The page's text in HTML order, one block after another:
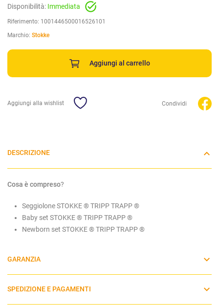
Disponibilità: Immediata
Riferimento: 1001446500016526101
Marchio: Stokke
Aggiungi al carrello
Aggiungi alla wishlist Condividi
DESCRIZIONE
Cosa è compreso?
Seggiolone STOKKE ® TRIPP TRAPP ®
Baby set STOKKE ® TRIPP TRAPP ®
Newborn set STOKKE ® TRIPP TRAPP ®
GARANZIA
SPEDIZIONE E PAGAMENTI